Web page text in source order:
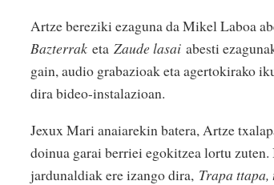
Artze bereziki ezaguna da Mikel Laboa
Bazterrak eta Zaude lasai abesti
gain, audio grabazioak eta agertokirako
dira bideo-instalazioan.
Jexux Mari anaiarekin batera, Artze
doinua garai berriei egokitzea lortu
jardunaldiak ere izango dira, Trapa